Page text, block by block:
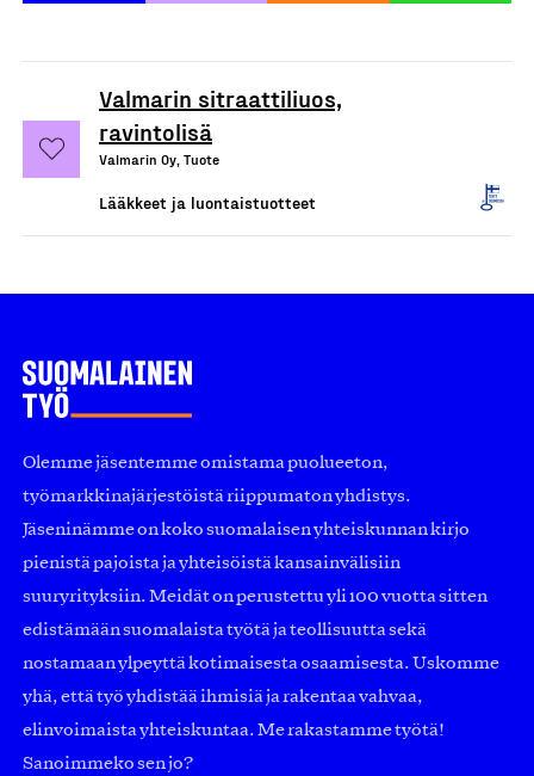
Valmarin sitraattiliuos,
ravintolisä
Valmarin Oy, Tuote
Lääkkeet ja luontaistuotteet
Olemme jäsentemme omistama puolueeton,
työmarkkinajärjestöistä riippumaton yhdistys.
Jäseninämme on koko suomalaisen yhteiskunnan kirjo
pienistä pajoista ja yhteisöistä kansainvälisiin
suuryrityksiin. Meidät on perustettu yli 100 vuotta sitten
edistämään suomalaista työtä ja teollisuutta sekä
nostamaan ylpeyttä kotimaisesta osaamisesta. Uskomme
yhä, että työ yhdistää ihmisiä ja rakentaa vahvaa,
elinvoimaista yhteiskuntaa. Me rakastamme työtä!
Sanoimmeko sen jo?